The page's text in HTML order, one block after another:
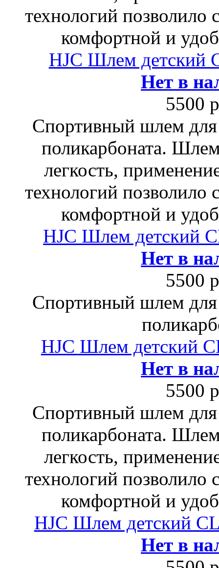
технологий позволило
комфортной и
HJC Шлем детский
Нет в
5500
Спортивный шлем
поликарбоната.
легкость,
технологий позволило
комфортной и
HJC Шлем детский
Нет в
5500
Спортивный шлем
HJC Шлем детский
Нет в
5500
Спортивный шлем
поликарбоната.
легкость,
технологий позволило
комфортной и
HJC Шлем детский
Нет в